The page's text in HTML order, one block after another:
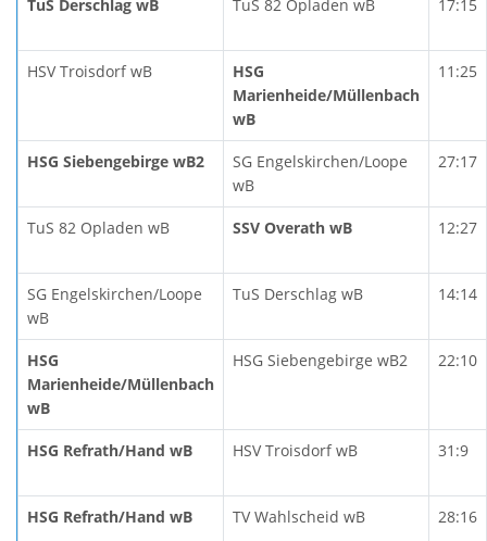
TuS Derschlag wB TuS 82 Opladen wB 17:15
HSV Troisdorf wB
HSG
Marienheide/Müllenbach
wB
11:25
HSG Siebengebirge wB2
SG Engelskirchen/Loope
wB
27:17
TuS 82 Opladen wB SSV Overath wB 12:27
SG Engelskirchen/Loope
wB
TuS Derschlag wB 14:14
HSG
Marienheide/Müllenbach
wB
HSG Siebengebirge wB2 22:10
HSG Refrath/Hand wB HSV Troisdorf wB 31:9
HSG Refrath/Hand wB TV Wahlscheid wB 28:16